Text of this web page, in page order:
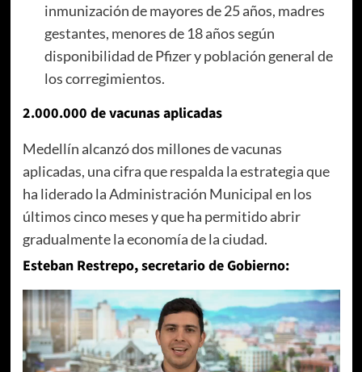
inmunización de mayores de 25 años, madres
gestantes, menores de 18 años según
disponibilidad de Pfizer y población general de
los corregimientos.
2.000.000 de vacunas aplicadas
Medellín alcanzó dos millones de vacunas
aplicadas, una cifra que respalda la estrategia que
ha liderado la Administración Municipal en los
últimos cinco meses y que ha permitido abrir
gradualmente la economía de la ciudad.
Esteban Restrepo, secretario de Gobierno: